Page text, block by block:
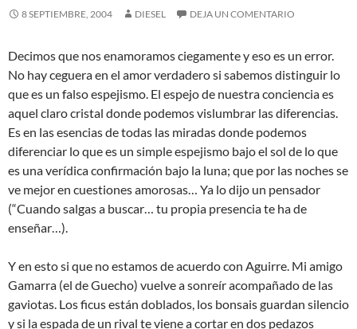
8 SEPTIEMBRE, 2004 DIESEL DEJA UN COMENTARIO
Decimos que nos enamoramos ciegamente y eso es un error.
No hay ceguera en el amor verdadero si sabemos distinguir lo
que es un falso espejismo. El espejo de nuestra conciencia es
aquel claro cristal donde podemos vislumbrar las diferencias.
Es en las esencias de todas las miradas donde podemos
diferenciar lo que es un simple espejismo bajo el sol de lo que
es una verídica confirmación bajo la luna; que por las noches se
ve mejor en cuestiones amorosas… Ya lo dijo un pensador
(“Cuando salgas a buscar… tu propia presencia te ha de
enseñar…).
Y en esto si que no estamos de acuerdo con Aguirre. Mi amigo
Gamarra (el de Guecho) vuelve a sonreír acompañado de las
gaviotas. Los ficus están doblados, los bonsais guardan silencio
y si la espada de un rival te viene a cortar en dos pedazos